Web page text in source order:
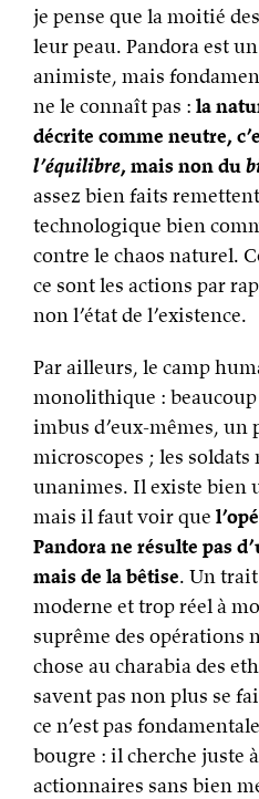
je pense que la moitié
leur peau. Pandora est
animiste, mais
ne le connaît pas : la
décrite comme neutre,
l’équilibre, mais non du
assez bien faits
technologique bien
contre le chaos naturel.
ce sont les actions par
non l’état de l’existence.
Par ailleurs, le camp
monolithique :
imbus d’eux-mêmes, un
microscopes ; les soldats
unanimes. Il existe bien
mais il faut voir que
Pandora ne résulte pas
mais de la bêtise. Un
moderne et trop réel à
suprême des opérations
chose au charabia des
savent pas non plus se
ce n’est pas
bougre : il cherche juste
actionnaires sans bien